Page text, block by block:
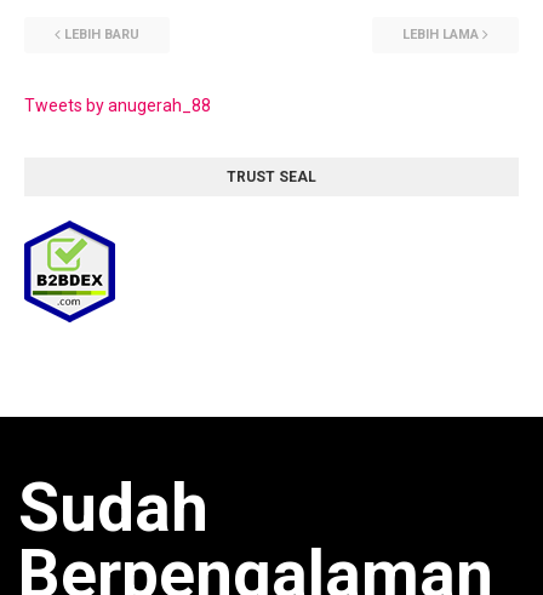
LEBIH BARU LEBIH LAMA
Tweets by anugerah_88
TRUST SEAL
Sudah
Berpengalaman